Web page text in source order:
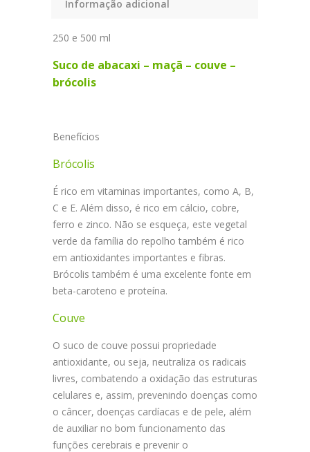
Informação adicional
250 e 500 ml
Suco de abacaxi – maçã – couve –
brócolis
Benefícios
Brócolis
É rico em vitaminas importantes, como A, B,
C e E. Além disso, é rico em cálcio, cobre,
ferro e zinco. Não se esqueça, este vegetal
verde da família do repolho também é rico
em antioxidantes importantes e fibras.
Brócolis também é uma excelente fonte em
beta-caroteno e proteína.
Couve
O suco de couve possui propriedade
antioxidante, ou seja, neutraliza os radicais
livres, combatendo a oxidação das estruturas
celulares e, assim, prevenindo doenças como
o câncer, doenças cardíacas e de pele, além
de auxiliar no bom funcionamento das
funções cerebrais e prevenir o